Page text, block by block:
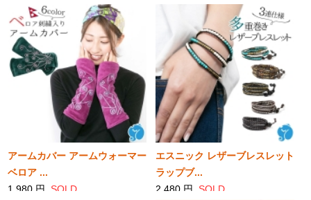
アームカバー アームウォーマー
ベロア ...
1,980 円 SOLD
エスニック レザーブレスレット
ラップブ...
2,480 円 SOLD